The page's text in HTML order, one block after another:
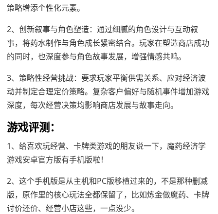
策略增添个性化元素。
2、创新叙事与角色塑造：通过细腻的角色设计与互动叙
事，将药水制作与角色成长紧密结合。玩家在塑造商店成功
的同时，也深度参与角色故事发展，增强情感共鸣。
3、策略性经营挑战：要求玩家平衡供需关系、应对经济波
动并制定合理定价策略。复杂客户偏好与随机事件增加游戏
深度，每次经营决策均影响商店发展与故事走向。
游戏评测：
1、给喜欢玩经营、卡牌类游戏的朋友说一下，魔药经济学
游戏安卓官方版有手机版啦！
2、这个手机版是从主机和PC版移植过来的，不是那种删减
版，原作里的核心玩法全都保留了，比如炼金做魔药、卡牌
讨价还价、经营小店这些，一点没少。